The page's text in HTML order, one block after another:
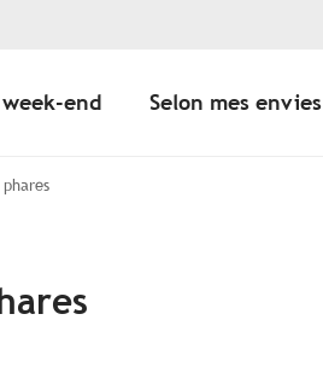
end Selon mes envies